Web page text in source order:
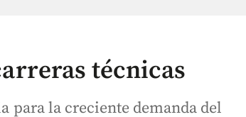
técnicas
para la creciente demanda del